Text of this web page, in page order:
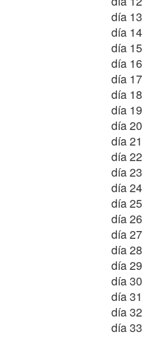
día 13
día 14
día 15
día 16
día 17
día 18
día 19
día 20
día 21
día 22
día 23
día 24
día 25
día 26
día 27
día 28
día 29
día 30
día 31
día 32
día 33